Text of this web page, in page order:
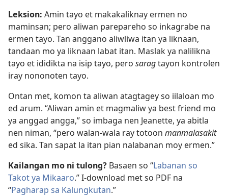
Leksion: Amin tayo et makakaliknay ermen no
maminsan; pero aliwan parepareho so inkagrabe na
ermen tayo. Tan anggano aliwliwa itan ya liknaan,
tandaan mo ya liknaan labat itan. Maslak ya nalilikna
tayo et ididikta na isip tayo, pero saragtayon kontrolen
iray nononoten tayo.
Ontan met, komon ta aliwan atagtagey so iilaloan mo
ed arum. “Aliwan amin et magmaliw ya best friend mo
ya anggad angga,” so imbaga nen Jeanette, ya abitla
nen niman, “pero walan-wala ray totoon manmalasakit
ed sika. Tan sapat la itan pian nalabanan moy ermen.”
Kailangan mo ni tulong? Basaen so “Labanan so
Takot ya Mikaaro.” I-download met so PDF na
“Pagharap sa Kalungkutan.”